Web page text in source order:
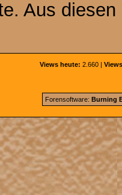
Aus
Views heute: 2.660 |
Forensoftware: Burning